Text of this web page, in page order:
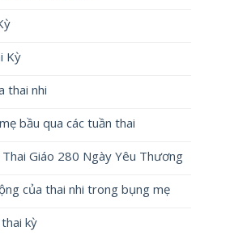
Kỳ
thai nhi
bầu qua các tuần thai
Thai Giáo 280 Ngày Yêu Thương
của thai nhi trong bụng mẹ
kỳ